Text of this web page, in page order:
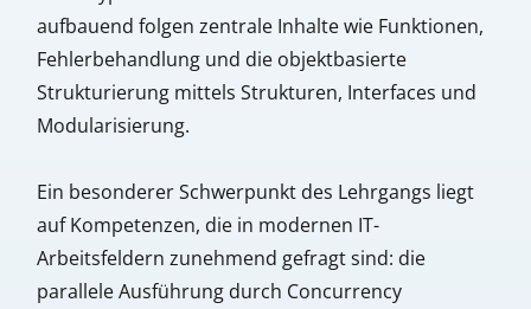
aufbauend folgen zentrale Inhalte wie Funktionen,
Fehlerbehandlung und die objektbasierte
Strukturierung mittels Strukturen, Interfaces und
Modularisierung.
Ein besonderer Schwerpunkt des Lehrgangs liegt
auf Kompetenzen, die in modernen IT-
Arbeitsfeldern zunehmend gefragt sind: die
parallele Ausführung durch Concurrency